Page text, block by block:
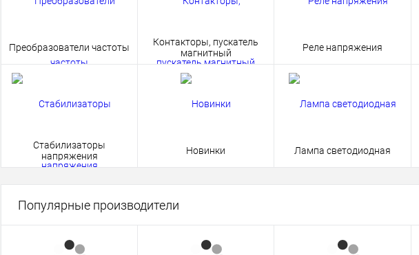
Преобразователи частоты
Контакторы, пускатель
магнитный
Реле напряжения
Стабилизаторы
напряжения
Новинки Лампа светодиодная
Популярные производители